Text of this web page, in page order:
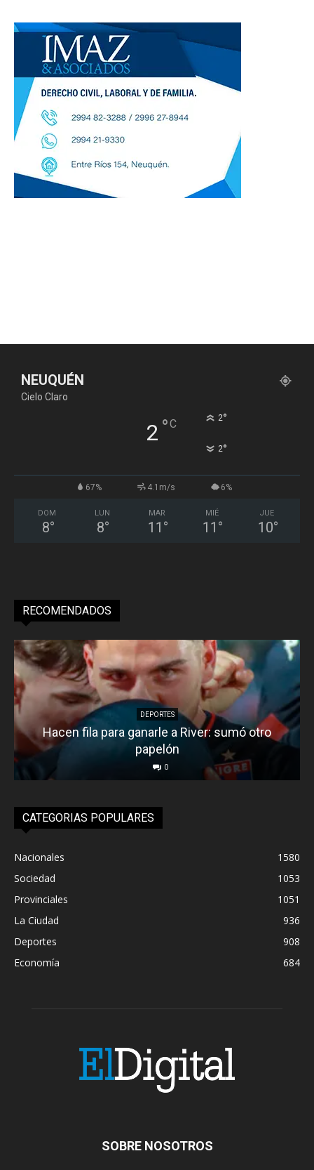
NEUQUÉN
Cielo Claro
2 °C 2°
2°
67% 4.1m/s 6%
DOM
8°
LUN
8°
MAR
11 °
MIÉ
11 °
JUE
10°
RECOMENDADOS
DEPORTES
Hacen fila para ganarle a River: sumó otro
papelón
0
CATEGORIAS POPULARES
Nacionales
1580
Sociedad
1053
Provinciales
1051
La Ciudad
936
Deportes
908
Economía
684
SOBRE NOSOTROS